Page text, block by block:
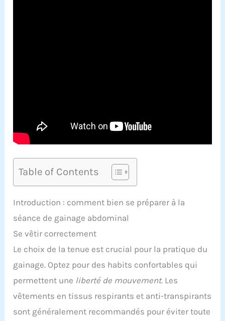
Table of Contents
Introduction : comment bien se préparer à la
séance de gainage abdominal
Se vêtir correctement
Le choix de la tenue est crucial pour la pratique du
gainage. Optez pour des habits confortables qui
permettent une liberté de mouvement. Les
vêtements en tissus respirants et anti-transpirants
sont généralement recommandés pour éviter toute